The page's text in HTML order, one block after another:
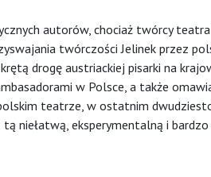
autorów, chociaż twórcy
twórczości Jelinek przez
drogę austriackiej pisarki na
w Polsce, a także
teatrze, w ostatnim
niełatwą, eksperymentalną i bardzo